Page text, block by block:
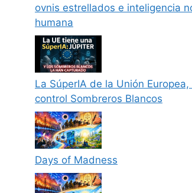
ovnis estrellados e inteligencia
humana
La SúperIA de la Unión
control Sombreros Blancos
Days of Madness